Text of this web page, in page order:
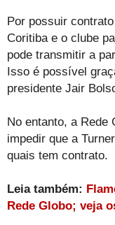
Por possuir
Coritiba e o clube
pode transmitir a
Isso é possível
presidente Jair
No entanto, a Rede
impedir que a
quais tem contrato.
Leia também:
Rede Globo; veja